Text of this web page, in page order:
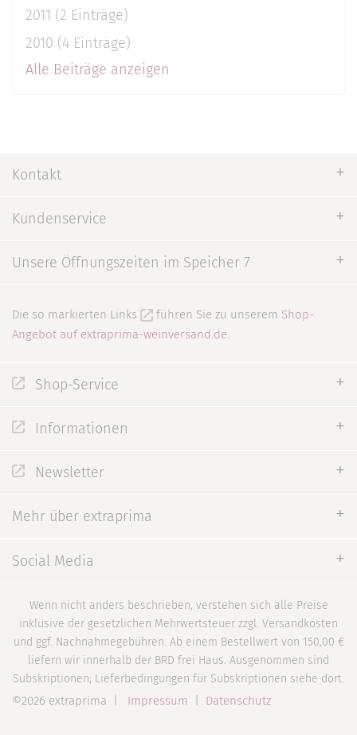
2011 (2 Einträge)
2010 (4 Einträge)
Alle Beiträge anzeigen
Kontakt
Kundenservice
Unsere Öffnungszeiten im Speicher 7
Die so markierten Links führen Sie zu unserem Shop-
Angebot auf extraprima-weinversand.de.
Shop-Service
Informationen
Newsletter
Mehr über extraprima
Social Media
Wenn nicht anders beschrieben, verstehen sich alle Preise
inklusive der gesetzlichen Mehrwertsteuer zzgl. Versandkosten
und ggf. Nachnahmegebühren. Ab einem Bestellwert von 150,00 €
liefern wir innerhalb der BRD frei Haus. Ausgenommen sind
Subskriptionen; Lieferbedingungen für Subskriptionen siehe dort.
©2026 extraprima | Impressum Datenschutz